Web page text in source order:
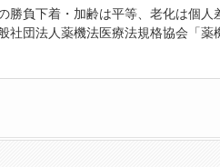
勝負下着・加齢は平等、老化は個人
社団法人薬機法医療法規格協会「薬